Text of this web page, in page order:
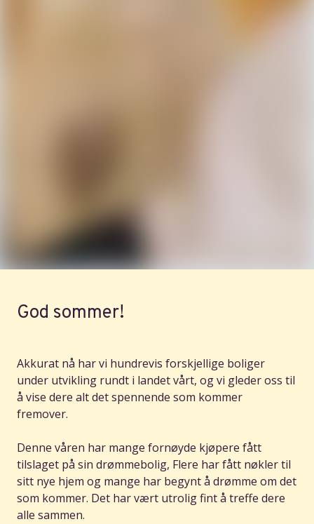
God sommer!
Akkurat nå har vi hundrevis forskjellige boliger
under utvikling rundt i landet vårt, og vi gleder oss til
å vise dere alt det spennende som kommer
fremover.
Denne våren har mange fornøyde kjøpere fått
tilslaget på sin drømmebolig, Flere har fått nøkler til
sitt nye hjem og mange har begynt å drømme om det
som kommer. Det har vært utrolig fint å treffe dere
alle sammen.